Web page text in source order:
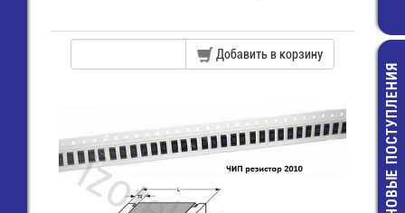
Кварц-8000НОВЫЕ ПОСТУПЛЕНИЯ
Добавить в корзину